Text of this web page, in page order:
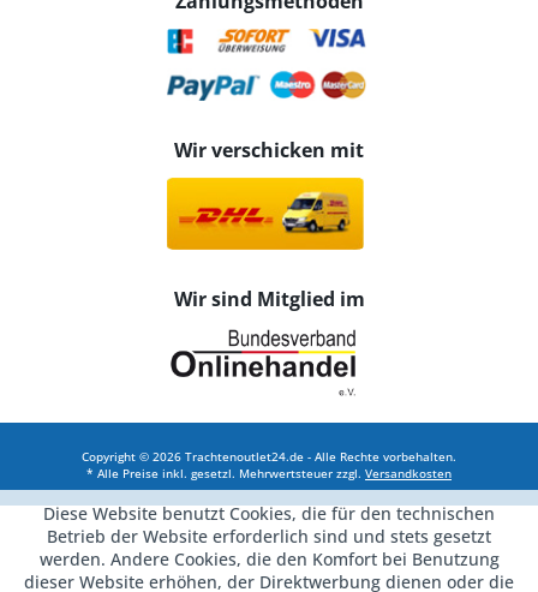
Wir verschicken mit
Wir sind Mitglied im
Copyright © 2026 Trachtenoutlet24.de - Alle Rechte vorbehalten.
* Alle Preise inkl. gesetzl. Mehrwertsteuer zzgl. Versandkosten
Diese Website benutzt Cookies, die für den technischen
Betrieb der Website erforderlich sind und stets gesetzt
werden. Andere Cookies, die den Komfort bei Benutzung
dieser Website erhöhen, der Direktwerbung dienen oder die